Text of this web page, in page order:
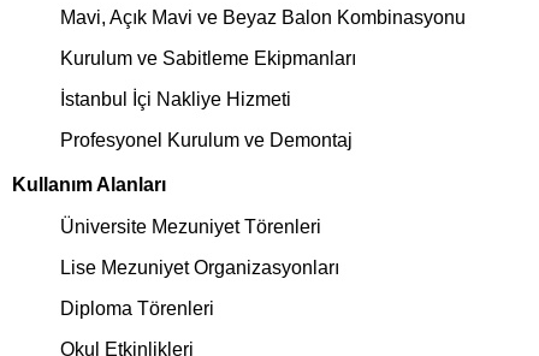
Mavi, Açık Mavi ve Beyaz Balon Kombinasyonu
Kurulum ve Sabitleme Ekipmanları
İstanbul İçi Nakliye Hizmeti
Profesyonel Kurulum ve Demontaj
Kullanım Alanları
Üniversite Mezuniyet Törenleri
Lise Mezuniyet Organizasyonları
Diploma Törenleri
Okul Etkinlikleri